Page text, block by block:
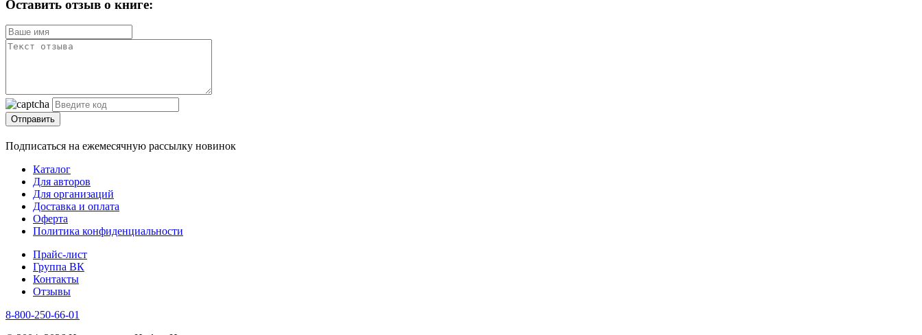
Оставить отзыв о книге:
Отправить
Подписаться на ежемесячную рассылку новинок
Каталог
Для авторов
Для организаций
Доставка и оплата
Оферта
Политика конфиденциальности
Прайс-лист
Группа ВК
Контакты
Отзывы
8-800-250-66-01